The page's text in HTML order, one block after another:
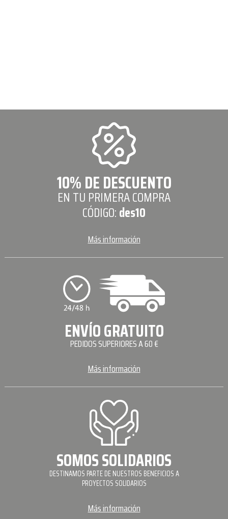
10% DE DESCUENTO
EN TU PRIMERA COMPRA
CÓDIGO:des10
Más información
ENVÍO GRATUITO
PEDIDOS SUPERIORES A 60 €
Más información
SOMOS SOLIDARIOS
DESTINAMOS PARTE DE NUESTROS BENEFICIOS A
PROYECTOS SOLIDARIOS
Más información